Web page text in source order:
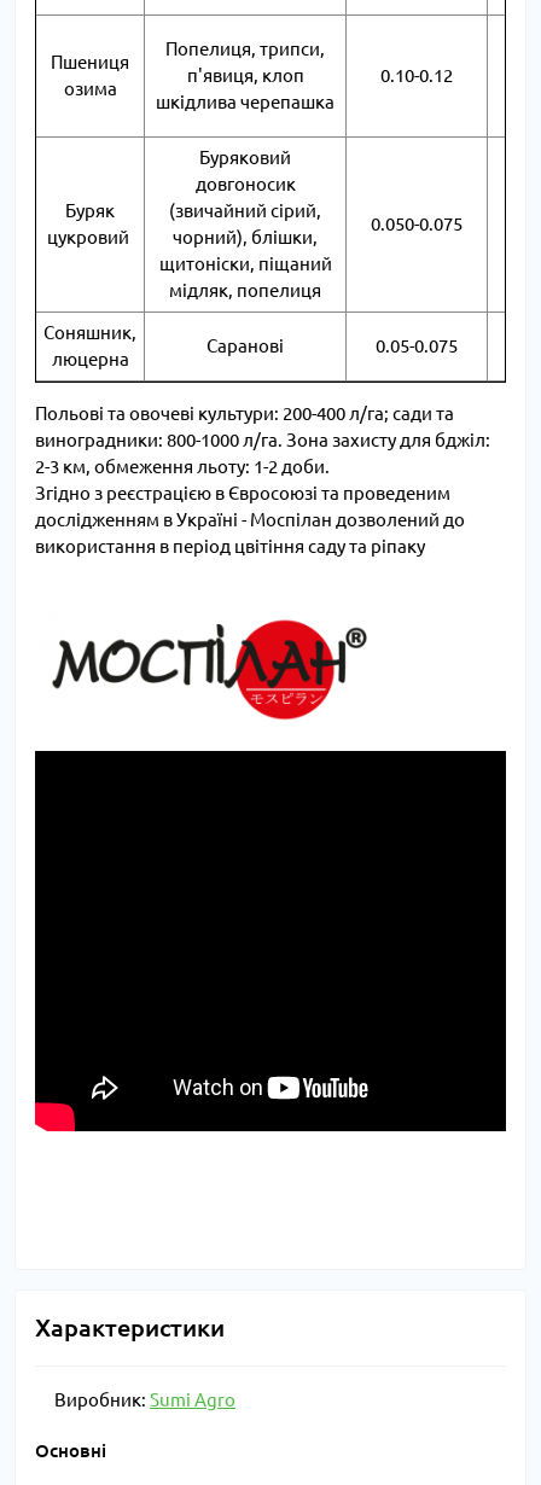
Пшениця
озима
Попелиця, трипси,
п'явиця, клоп
шкідлива черепашка
0.10-0.12
Буряк
цукровий
Буряковий
довгоносик
(звичайний сірий,
чорний), блішки,
щитоніски, піщаний
мідляк, попелиця
0.050-0.075
Соняшник,
люцерна
Саранові 0.05-0.075
Польові та овочеві культури: 200-400 л/га; сади та
виноградники: 800-1000 л/га. Зона захисту для бджіл:
2-3 км, обмеження льоту: 1-2 доби.
Згідно з реєстрацією в Євросоюзі та проведеним
дослідженням в Україні - Моспілан дозволений до
використання в період цвітіння саду та ріпаку
Характеристики
Виробник: Sumi Agro
Основні